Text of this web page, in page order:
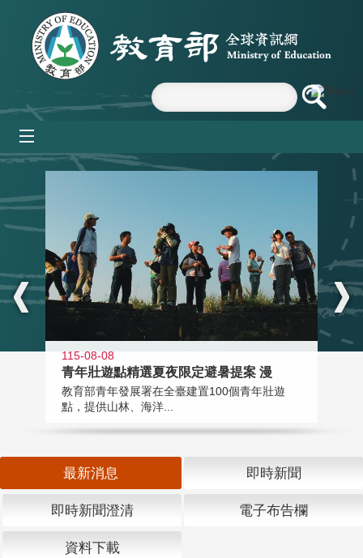
跳到主要內容區塊
:::
115-08-08
青年壯遊點精選夏夜限定避暑提案 漫
教育部青年發展署在全臺建置100個青年壯遊
點，提供山林、海洋...
最新消息 即時新聞
即時新聞澄清 電子布告欄
資料下載